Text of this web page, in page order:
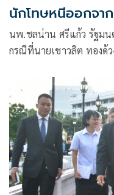
นักโทษหนีออกจา
สังเกต
นพ.ชลน่าน ศรีแก้ว รัฐมน
กรณีที่นายเชาวลิต ทองด้
รักษาพยาบาลโดยอ้างว่า
พยาบาลมหาราช